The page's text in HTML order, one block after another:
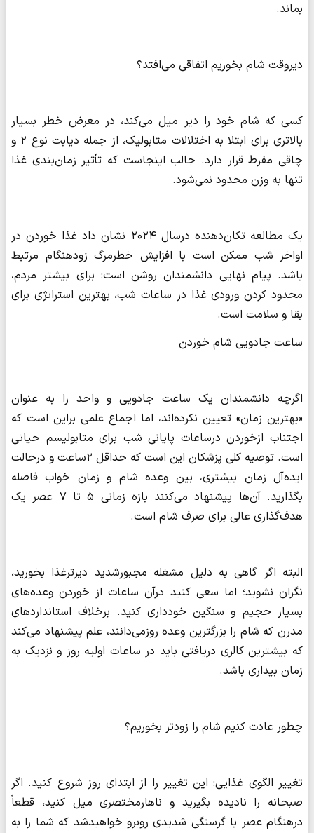
بماند.
دیروقت شام بخوریم اتفاقی می‌افتد؟
کسی که شام خود را دیر میل می‌کند، در معرض خطر بسیار
بالاتری برای ابتلا به اختلالات متابولیک، از جمله دیابت نوع ۲ و
چاقی مفرط قرار دارد. جالب اینجاست که تأثیر زمان‌بندی غذا
تنها به وزن محدود نمی‌شود.
یک مطالعه تکان‌دهنده درسال ۲۰۲۴ نشان داد غذا خوردن در
اواخر شب ممکن است با افزایش خطرمرگ زودهنگام مرتبط
باشد. پیام نهایی دانشمندان روشن است: برای بیشتر مردم،
محدود کردن ورودی غذا در ساعات شب، بهترین استراتژی برای
بقا و سلامت است.
ساعت جادویی شام خوردن
اگرچه دانشمندان یک ساعت جادویی و واحد را به عنوان
«بهترین زمان» تعیین نکرده‌اند، اما اجماع علمی براین است که
اجتناب ازخوردن درساعات پایانی شب برای متابولیسم حیاتی
است. توصیه کلی پزشکان این است که حداقل ۲ساعت و درحالت
ایده‌آل زمان بیشتری، بین وعده شام و زمان خواب فاصله
بگذارید. آن‌ها پیشنهاد می‌کنند بازه زمانی ۵ تا ۷ عصر یک
هدف‌گذاری عالی برای صرف شام است.
البته اگر گاهی به دلیل مشغله مجبورشدید دیرترغذا بخورید،
نگران نشوید؛ اما سعی کنید درآن ساعات از خوردن وعده‌های
بسیار حجیم و سنگین خودداری کنید. برخلاف استانداردهای
مدرن که شام را بزرگترین وعده روزمی‌دانند، علم پیشنهاد می‌کند
که بیشترین کالری دریافتی باید در ساعات اولیه روز و نزدیک به
زمان بیداری باشد.
چطور عادت کنیم شام را زودتر بخوریم؟
تغییر الگوی غذایی: این تغییر را از ابتدای روز شروع کنید. اگر
صبحانه را نادیده بگیرید و ناهارمختصری میل کنید، قطعاً
درهنگام عصر با گرسنگی شدیدی روبرو خواهیدشد که شما را به